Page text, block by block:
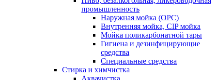
промышленность
Наружная мойка (ОРС)
Внутренняя мойка, CIP мойка
Мойка поликарбонатной тары
Гигиена и дезинфицирующие
средства
Специальные средства
Стирка и химчистка
Аквачистка